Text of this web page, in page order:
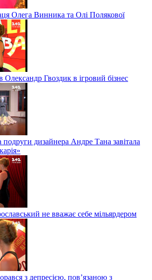
Олега Винника та Олі Полякової
Олександр Гвоздик в ігровий бізнес
подруги дизайнера Андре Тана завітала
не вважає себе мільярдером
з депресією, пов’язаною з